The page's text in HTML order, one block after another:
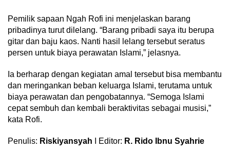
Pemilik sapaan Ngah Rofi ini menjelaskan barang
pribadinya turut dilelang. “Barang pribadi saya itu berupa
gitar dan baju kaos. Nanti hasil lelang tersebut seratus
persen untuk biaya perawatan Islami,” jelasnya.
Ia berharap dengan kegiatan amal tersebut bisa membantu
dan meringankan beban keluarga Islami, terutama untuk
biaya perawatan dan pengobatannya. “Semoga Islami
cepat sembuh dan kembali beraktivitas sebagai musisi,”
kata Rofi.
Penulis: Riskiyansyah I Editor: R. Rido Ibnu Syahrie